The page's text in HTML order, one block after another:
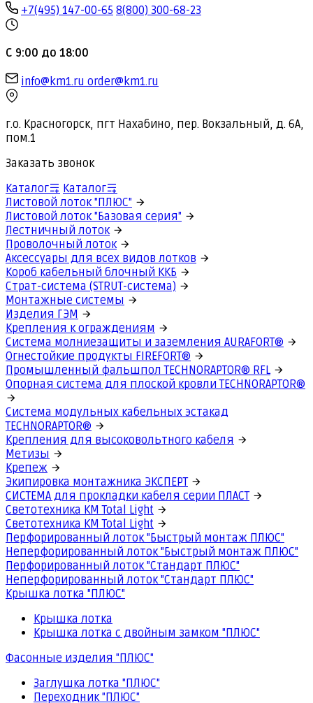
+7(495) 147-00-65 8(800) 300-68-23
С 9:00 до 18:00
info@km1.ru order@km1.ru
г.о. Красногорск, пгт Нахабино, пер. Вокзальный, д. 6А,
пом.1
Заказать звонок
Каталог
Каталог
Листовой лоток "ПЛЮС"
Листовой лоток "Базовая серия"
Лестничный лоток
Проволочный лоток
Аксессуары для всех видов лотков
Короб кабельный блочный ККБ
Страт-система (STRUT-система)
Монтажные системы
Изделия ГЭМ
Крепления к ограждениям
Система молниезащиты и заземления AURAFORT®
Огнестойкие продукты FIREFORT®
Промышленный фальшпол TECHNORAPTOR® RFL
Опорная система для плоской кровли TECHNORAPTOR®
Система модульных кабельных эстакад
TECHNORAPTOR®
Крепления для высоковольтного кабеля
Метизы
Крепеж
Экипировка монтажника ЭКСПЕРТ
СИСТЕМА для прокладки кабеля серии ПЛАСТ
Светотехника КМ Total Light
Светотехника КМ Total Light
Перфорированный лоток "Быстрый монтаж ПЛЮС"
Неперфорированный лоток "Быстрый монтаж ПЛЮС"
Перфорированный лоток "Стандарт ПЛЮС"
Неперфорированный лоток "Стандарт ПЛЮС"
Крышка лотка "ПЛЮС"
Крышка лотка
Крышка лотка с двойным замком "ПЛЮС"
Фасонные изделия "ПЛЮС"
Заглушка лотка "ПЛЮС"
Переходник "ПЛЮС"